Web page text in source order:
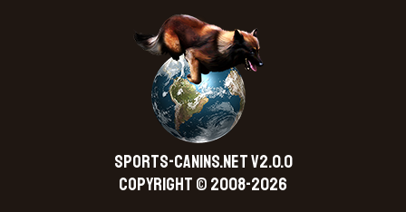
SPORTS-CANINS.NET V2.0.0
Copyright © 2008-2026